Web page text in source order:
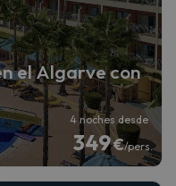
el Algarve con
4 noches desde
349€/pers.